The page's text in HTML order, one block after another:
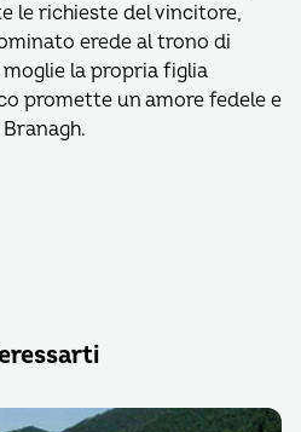
le richieste del vincitore,
erede al trono di
la propria figlia
promette un amore fedele e